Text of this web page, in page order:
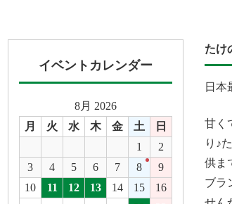
たけ
日本
甘く
り♪
供ま
ブラ
イベントカレンダー
8月 2026
月
火 水 木 金 土
日
1
2
3
4 5 6 7 8
9
10
11 12 13 14 15
16